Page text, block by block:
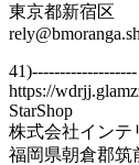
東京都新宿区
41)-------------------
https://
StarShop
株式会社インテ
福岡県朝倉郡筑